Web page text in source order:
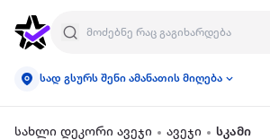
სად გსურს შენი ამანათის მიღება
სახლი დეკორი ავეჯი ავეჯი სკამი